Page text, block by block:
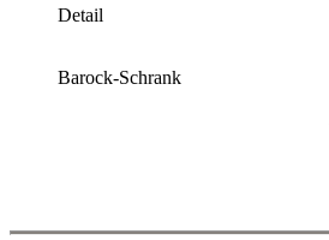
Detail
Barock-Schrank